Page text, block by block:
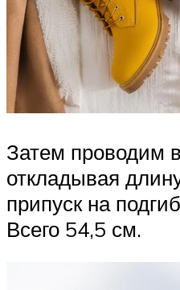
Затем проводим
откладывая
припуск на
Всего 54,5 см.